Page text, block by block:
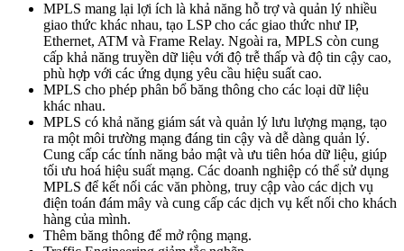
MPLS mang lại lợi ích là khả năng hỗ trợ và quản lý nhiều
giao thức khác nhau, tạo LSP cho các giao thức như IP,
Ethernet, ATM và Frame Relay. Ngoài ra, MPLS còn cung
cấp khả năng truyền dữ liệu với độ trễ thấp và độ tin cậy cao,
phù hợp với các ứng dụng yêu cầu hiệu suất cao.
MPLS cho phép phân bổ băng thông cho các loại dữ liệu
khác nhau.
MPLS có khả năng giám sát và quản lý lưu lượng mạng, tạo
ra một môi trường mạng đáng tin cậy và dễ dàng quản lý.
Cung cấp các tính năng bảo mật và ưu tiên hóa dữ liệu, giúp
tối ưu hoá hiệu suất mạng. Các doanh nghiệp có thể sử dụng
MPLS để kết nối các văn phòng, truy cập vào các dịch vụ
điện toán đám mây và cung cấp các dịch vụ kết nối cho khách
hàng của mình.
Thêm băng thông để mở rộng mạng.